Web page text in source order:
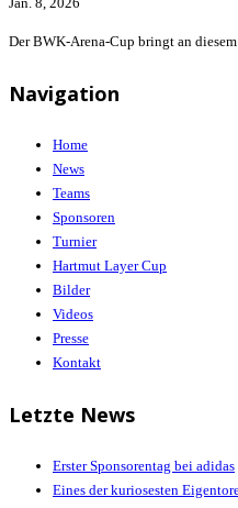
Der BWK-Arena-Cup bringt an
Navigation
Home
News
Teams
Sponsoren
Turnier
Hartmut Layer Cup
Bilder
Videos
Presse
Kontakt
Letzte News
Erster Sponsorentag bei adidas
Eines der kuriosesten